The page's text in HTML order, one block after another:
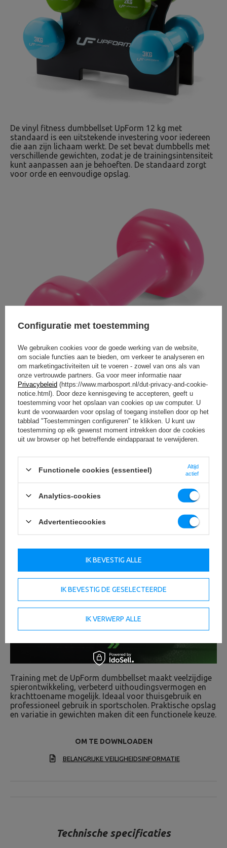
De vinyl fitness dumbbellset UpForm 12 kg met
standaard is een uitstekende investering voor iedereen
die aan zijn lichaam werkt. De set bevat dumbbells met
verschillende gewichten, zodat je de trainingsintensiteit
kunt aanpassen aan je behoeften. De standaard zorgt
voor orde en eenvoudige opslag.
De vinyl coating van de dumbbells staat garant voor
comfort en veiligheid tijdens de training. Het materiaal
is duurzaam en biedt een comfortabele grip, zelfs bij
intensieve sessies. Dankzij de standaard zijn de
dumbbells snel toegankelijk.
Training met de UpForm dumbbellset maakt veelzijdige
spierontwikkeling, verbeterd uithoudingsvermogen en
krachttoename mogelijk. Ideaal voor thuisgebruik en
professioneel gebruik in sportscholen. Praktische opslag
en variatie in gewichten maken dit een functionele keuze.
OM TE DOWNLOADEN
BELANGRIJKE VEILIGHEIDSINFORMATIE
Technische specificaties
Configuratie met toestemming
We gebruiken cookies voor de goede werking van de website,
om sociale functies aan te bieden, om verkeer te analyseren en
om marketingactiviteiten uit te voeren - zowel van ons als van
onze vertrouwde partners. Ga voor meer informatie naar
Privacybeleid (https://www.marbosport.nl/dut-privacy-and-cookie-
notice.html). Door deze kennisgeving te accepteren, geeft u
toestemming voor het opslaan van cookies op uw computer. U
kunt de voorwaarden voor opslag of toegang instellen door op het
tabblad "Toestemmingen configureren" te klikken. U kunt uw
toestemming op elk gewenst moment intrekken door de cookies
uit uw browser op het betreffende eindapparaat te verwijderen.
Functionele cookies (essentieel)
Altijd
actief
Analytics-cookies
Advertentiecookies
IK BEVESTIG DE GESELECTEERDE
IK VERWERP ALLE
IK BEVESTIG ALLE